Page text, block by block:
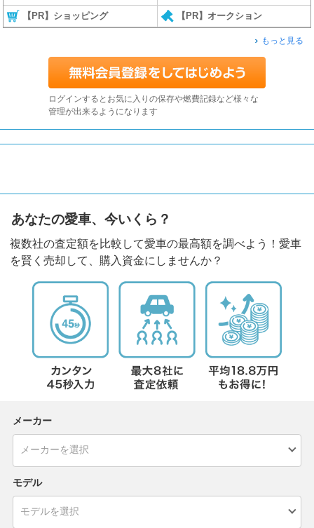
【PR】ショッピング 【PR】オークション
もっと見る
ログインするとお気に入りの保存や燃費記録など様々な
管理が出来るようになります
あなたの愛車、今いくら？
複数社の査定額を比較して愛車の最高額を調べよう！愛車
を賢く売却して、購入資金にしませんか？
メーカー
モデル